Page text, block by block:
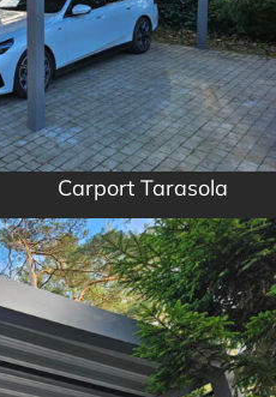
Carport Tarasola